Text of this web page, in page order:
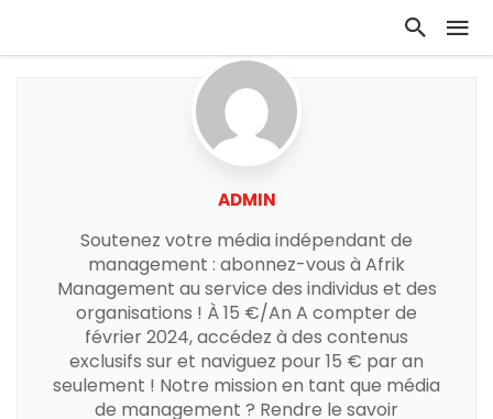
ADMIN
Soutenez votre média indépendant de
management : abonnez-vous à Afrik
Management au service des individus et des
organisations ! À 15 €/An A compter de
février 2024, accédez à des contenus
exclusifs sur et naviguez pour 15 € par an
seulement ! Notre mission en tant que média
de management ? Rendre le savoir